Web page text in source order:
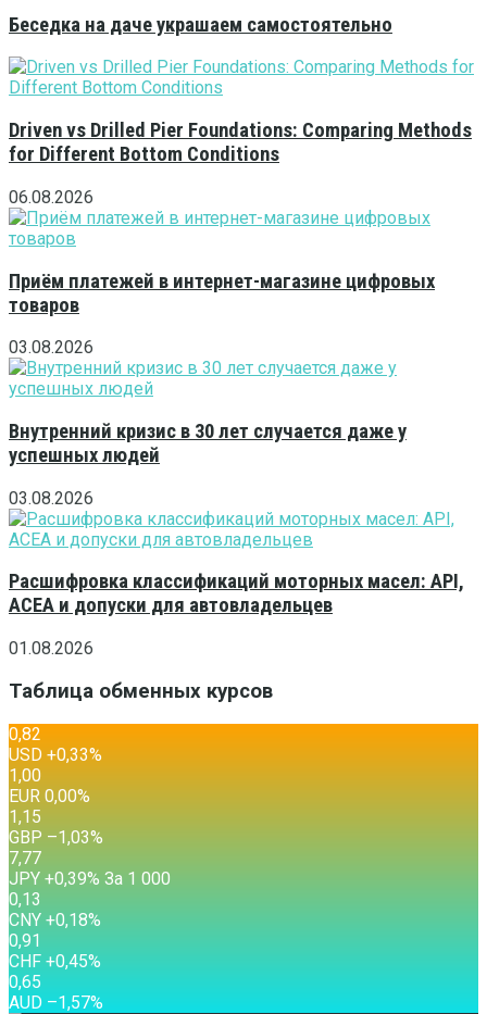
Беседка на даче украшаем самостоятельно
Driven vs Drilled Pier Foundations: Comparing Methods
for Different Bottom Conditions
06.08.2026
Приём платежей в интернет-магазине цифровых
товаров
03.08.2026
Внутренний кризис в 30 лет случается даже у
успешных людей
03.08.2026
Расшифровка классификаций моторных масел: API,
ACEA и допуски для автовладельцев
01.08.2026
Таблица обменных курсов
0,82
USD +0,33%
1,00
EUR 0,00%
1,15
GBP –1,03%
7,77
JPY +0,39% За 1 000
0,13
CNY +0,18%
0,91
CHF +0,45%
0,65
AUD –1,57%